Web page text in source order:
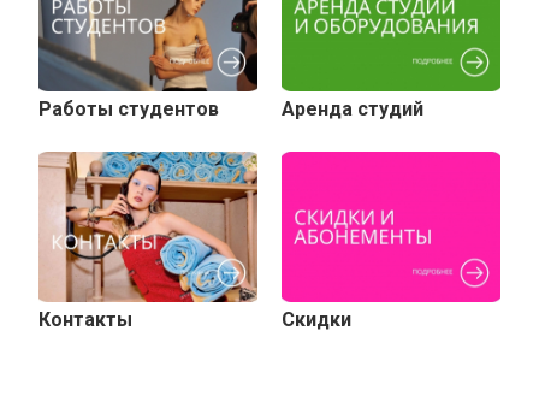
Работы студентов Аренда студий
Контакты Скидки